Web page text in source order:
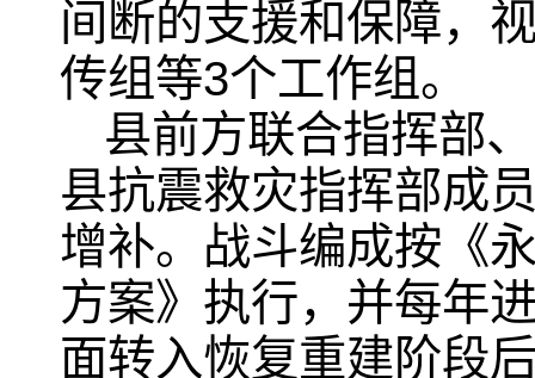
间断的支援和保障，
传组等3个工作组。
县前方联合指挥部
县抗震救灾指挥部成
增补。战斗编成按《
方案》执行，并每年
面转入恢复重建阶段